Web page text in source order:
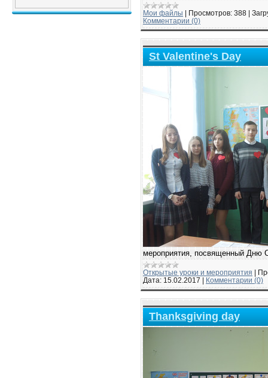
Мои файлы | Просмотров: 388 |
Комментарии (0)
St Valentine's Day
мероприятия, посвященный Дню
Открытые уроки и мероприятия
Дата: 15.02.2017 Комментарии (0)
Thanksgiving day